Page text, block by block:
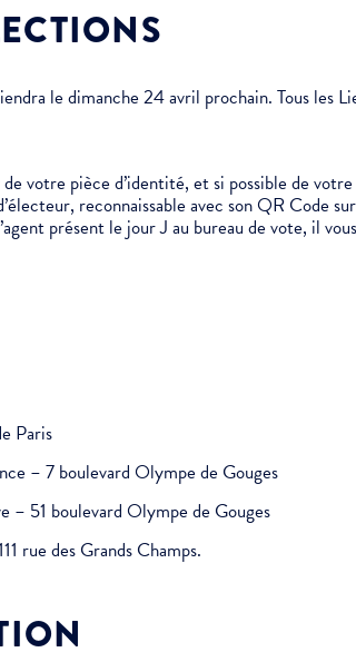
le dimanche 24 avril prochain. Tous les
votre pièce d’identité, et si possible de
reconnaissable avec son QR Code
présent le jour J au bureau de vote, il
Paris
– 7 boulevard Olympe de Gouges
– 51 boulevard Olympe de Gouges
rue des Grands Champs.
: